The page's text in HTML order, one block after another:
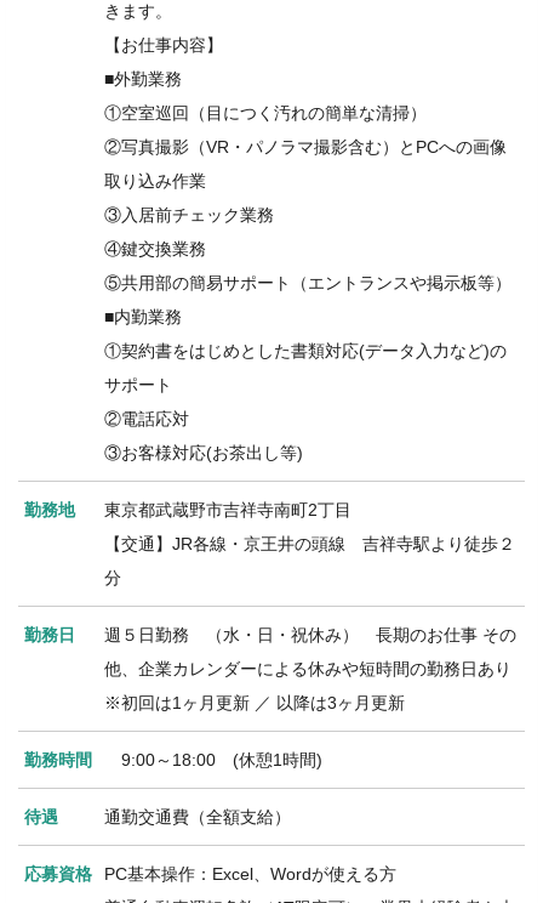
きます。
【お仕事内容】
■外勤業務
①空室巡回（目につく汚れの簡単な清掃）
②写真撮影（VR・パノラマ撮影含む）とPCへの画像
取り込み作業
③入居前チェック業務
④鍵交換業務
⑤共用部の簡易サポート（エントランスや掲示板等）
■内勤業務
①契約書をはじめとした書類対応(データ入力など)の
サポート
②電話応対
③お客様対応(お茶出し等)
勤務地
東京都武蔵野市吉祥寺南町2丁目
【交通】JR各線・京王井の頭線 吉祥寺駅より徒歩２
分
勤務日
週５日勤務 （水・日・祝休み） 長期のお仕事 その
他、企業カレンダーによる休みや短時間の勤務日あり
※初回は1ヶ月更新 ／ 以降は3ヶ月更新
勤務時間 9:00～18:00 (休憩1時間)
待遇 通勤交通費（全額支給）
応募資格
PC基本操作：Excel、Wordが使える方